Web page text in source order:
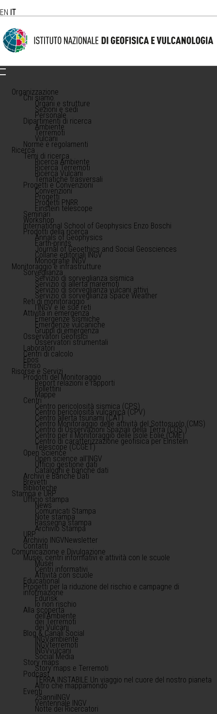
EN IT
Organizzazione
Chi siamo
Organi e strutture
Sezioni e sedi
Personale
Dipartimenti di ricerca
Ambiente
Terremoti
Vulcani
Norme e regolamenti
Ricerca
Temi di ricerca
Ricerca Ambiente
Ricerca Terremoti
Ricerca Vulcani
Tematiche trasversali
Progetti e Convenzioni
Convenzioni
Progetti
Progetti PNRR
Einstein telescope
Seminari
Workshop
International School of Geophysics Enzo Boschi
Prodotti della ricerca
Annals of Geophysics
Earth-prints
Journal of Geoethics and Social Geosciences
Collane editoriali INGV
Monografie INGV
Monitoraggio e infrastrutture
Sorveglianza
Servizio di sorveglianza sismica
Servizio di allerta maremoti
Servizio di sorveglianza vulcani attivi
Servizio di sorveglianza Space Weather
Reti di monitoraggio
l'INGV e le sue reti
Attività in emergenza
Emergenze sismiche
Emergenze vulcaniche
Gruppi di emergenza
Osservatori Geofisici
Osservatori strumentali
Laboratori
Centri di calcolo
Epos
Emso
Risorse e Servizi
Prodotti del Monitoraggio
Report relazioni e rapporti
Bollettini
Mappe
Centri
Centro pericolosità sismica (CPS)
Centro pericolosità vulcanica (CPV)
Centro allerta tsunami (CAT)
Centro Monitoraggio delle attività del Sottosuolo (CMS)
Centro di Osservazioni Spaziali della Terra (COS )
Centro per il Monitoraggio delle Isole Eolie (CME)
Centro di caratterizzazione geofisica per Einstein
Telescope (CCGET)
Open Science
Open science all'INGV
Ufficio gestione dati
Cataloghi e banche dati
Archivi e Banche Dati
Brevetti
Biblioteche
Stampa e URP
Ufficio stampa
News
Comunicati Stampa
Note stampa
Rassegna stampa
Archivio Stampa
URP
Archivio INGVNewsletter
Contatti
Comunicazione e Divulgazione
Musei, centri informativi e attività con le scuole
Musei
Centri informativi
Attività con scuole
Educational
Progetti per la riduzione del rischio e campagne di
informazione
Edurisk
Io non rischio
Alla scoperta
dell'Ambiente
dei Terremoti
dei Vulcani
Blog & Canali Social
INGVambiente
INGVterremoti
INGVvulcani
Social Media
Story maps
Story maps e Terremoti
Podcast
TERRA INSTABILE Un viaggio nel cuore del nostro pianeta
Altro che mappamondo
Eventi
25anniINGV
Ventennale INGV
Notte dei Ricercatori